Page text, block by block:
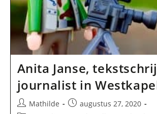
Anita Janse,
journalist in
BerichtMathilde
Berichtaugustus 27, 2020